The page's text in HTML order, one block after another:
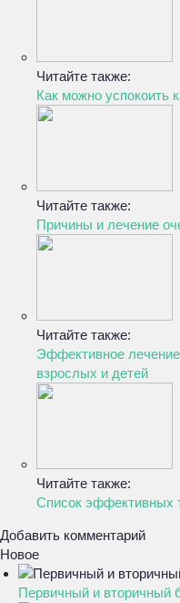
Читайте также:
Как можно успокоить
Читайте также:
Причины и лечение
Читайте также:
Эффективное лечение
взрослых и детей
Читайте также:
Список эффективных
Добавить комментарий
Новое
Первичный и вторичный